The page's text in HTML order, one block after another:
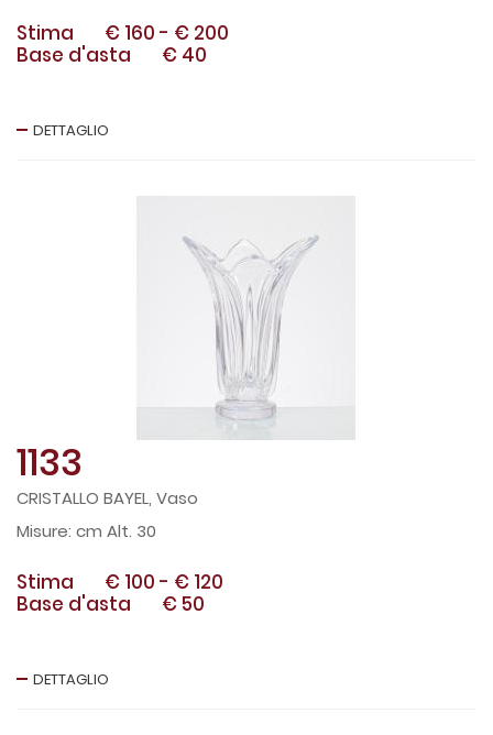
Stima € 160 - € 200
Base d'asta
€ 40
DETTAGLIO
1133
CRISTALLO BAYEL, Vaso
cm Alt. 30
Stima € 100 - € 120
Base d'asta
€ 50
DETTAGLIO